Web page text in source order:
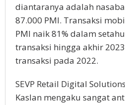
diantaranya adalah
87.000 PMI. Transaksi
PMI naik 81% dalam
transaksi hingga akhir
transaksi pada 2022.
SEVP Retail Digital
Kaslan mengaku sangat